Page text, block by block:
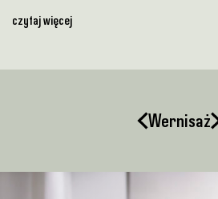
Wernisaż